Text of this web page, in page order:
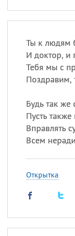
Ты к людям
И доктор, и
Тебя мы с
Поздравим,
Будь так
Пусть
Вправлять
Всем
Открытка